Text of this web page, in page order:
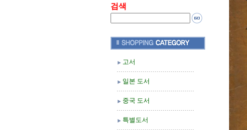
검색
고서
일본 도서
중국 도서
특별도서